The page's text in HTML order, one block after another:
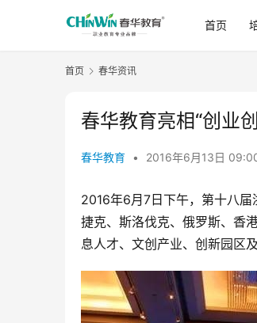
首页
首页 春华资讯
春华教育亮相“创业
春华教育 • 2016年6月13日
2016年6月7日下午，第十八届
捷克、斯洛伐克、俄罗斯、香
息人才、文创产业、创新园区